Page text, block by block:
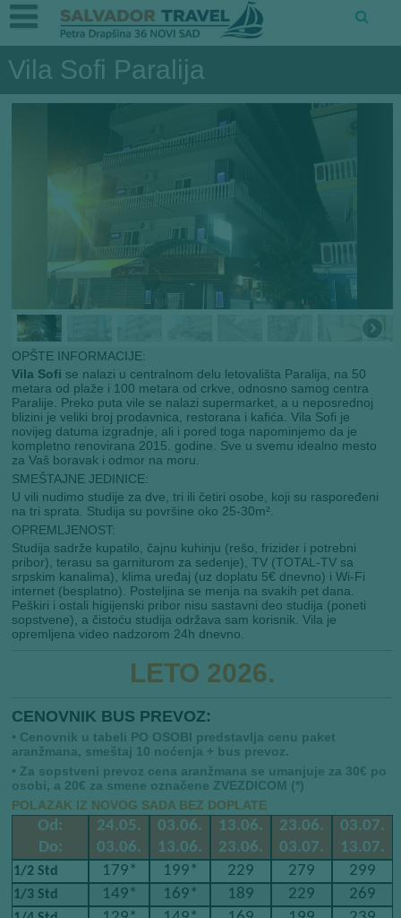
Vila Sofi Paralija
OPŠTE INFORMACIJE:
Vila Sofi se nalazi u centralnom delu letovališta Paralija, na 50
metara od plaže i 100 metara od crkve, odnosno samog centra
Paralije. Preko puta vile se nalazi supermarket, a u neposrednoj
blizini je veliki broj prodavnica, restorana i kafića. Vila Sofi je
novijeg datuma izgradnje, ali i pored toga napominjemo da je
kompletno renovirana 2015. godine. Sve u svemu idealno mesto
za Vaš boravak i odmor na moru.
SMEŠTAJNE JEDINICE:
U vili nudimo studije za dve, tri ili četiri osobe, koji su raspoređeni
na tri sprata. Studija su površine oko 25-30m².
OPREMLJENOST:
Studija sadrže kupatilo, čajnu kuhinju (rešo, frizider i potrebni
pribor), terasu sa garniturom za sedenje), TV (TOTAL-TV sa
srpskim kanalima), klima uređaj (uz doplatu 5€ dnevno) i Wi-Fi
internet (besplatno). Posteljina se menja na svakih pet dana.
Peškiri i ostali higijenski pribor nisu sastavni deo studija (poneti
sopstvene), a čistoću studija održava sam korisnik. Vila je
opremljena video nadzorom 24h dnevno.
LETO 2026.
CENOVNIK BUS PREVOZ:
• Cenovnik u tabeli PO OSOBI predstavlja cenu paket
aranžmana, smeštaj 10 noćenja + bus prevoz.
• Za sopstveni prevoz cena aranžmana se umanjuje za 30€ po
osobi, a 20€ za smene označene ZVEZDICOM (*)
POLAZAK IZ NOVOG SADA BEZ DOPLATE
Od:
Do:
24.05.
03.06.
03.06.
13.06.
13.06.
23.06.
23.06.
03.07.
03.07.
13.07.
1/2 Std 179* 199* 229 279 299
1/3 Std 149* 169* 189 229 269